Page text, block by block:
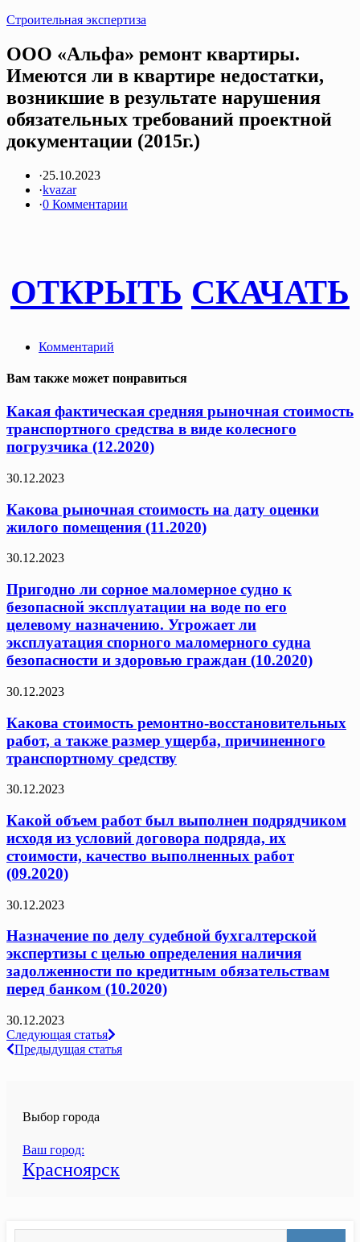
Строительная экспертиза
ООО «Альфа» ремонт квартиры.
Имеются ли в квартире недостатки,
возникшие в результате нарушения
обязательных требований проектной
документации (2015г.)
·25.10.2023
·kvazar
·0 Комментарии
ОТКРЫТЬ СКАЧАТЬ
Комментарий
Вам также может понравиться
Какая фактическая средняя рыночная стоимость
транспортного средства в виде колесного
погрузчика (12.2020)
30.12.2023
Какова рыночная стоимость на дату оценки
жилого помещения (11.2020)
30.12.2023
Пригодно ли сорное маломерное судно к
безопасной эксплуатации на воде по его
целевому назначению. Угрожает ли
эксплуатация спорного маломерного судна
безопасности и здоровью граждан (10.2020)
30.12.2023
Какова стоимость ремонтно-восстановительных
работ, а также размер ущерба, причиненного
транспортному средству
30.12.2023
Какой объем работ был выполнен подрядчиком
исходя из условий договора подряда, их
стоимости, качество выполненных работ
(09.2020)
30.12.2023
Назначение по делу судебной бухгалтерской
экспертизы с целью определения наличия
задолженности по кредитным обязательствам
перед банком (10.2020)
30.12.2023
Навигация
по
Следующая статья
Предыдущая статья
Выбор города
Ваш город:
Красноярск